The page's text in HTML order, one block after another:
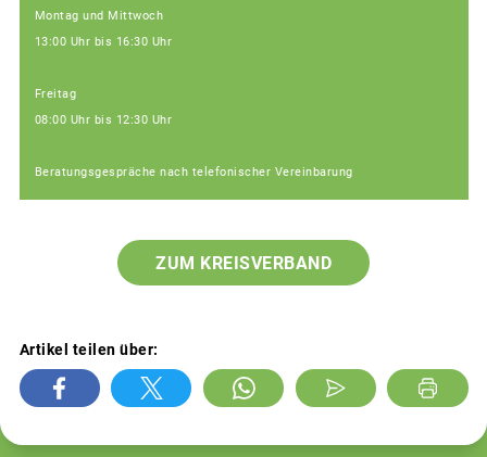
Montag und Mittwoch
13:00 Uhr bis 16:30 Uhr
Freitag
08:00 Uhr bis 12:30 Uhr
Beratungsgespräche nach telefonischer Vereinbarung
ZUM KREISVERBAND
Artikel teilen über: